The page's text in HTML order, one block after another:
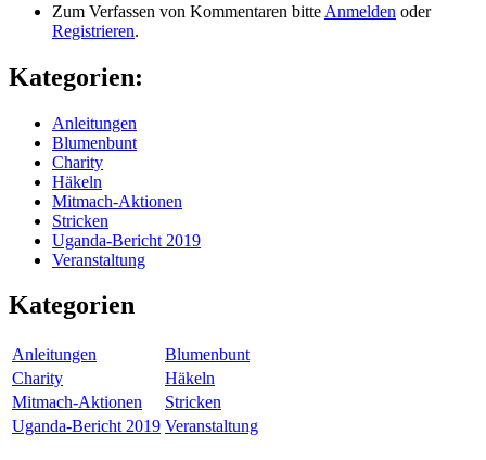
Zum Verfassen von Kommentaren bitte Anmelden oder
Registrieren.
Kategorien:
Anleitungen
Blumenbunt
Charity
Häkeln
Mitmach-Aktionen
Stricken
Uganda-Bericht 2019
Veranstaltung
Kategorien
Anleitungen
Blumenbunt
Charity
Häkeln
Mitmach-Aktionen
Stricken
Uganda-Bericht 2019 Veranstaltung